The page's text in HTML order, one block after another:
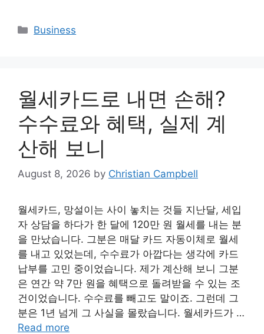
Categories
Business
월세카드로 내면 손해?
수수료와 혜택, 실제 계
산해 보니
August 8, 2026 by Christian Campbell
월세카드, 망설이는 사이 놓치는 것들 지난달, 세입
자 상담을 하다가 한 달에 120만 원 월세를 내는 분
을 만났습니다. 그분은 매달 카드 자동이체로 월세
를 내고 있었는데, 수수료가 아깝다는 생각에 카드
납부를 고민 중이었습니다. 제가 계산해 보니 그분
은 연간 약 7만 원을 혜택으로 돌려받을 수 있는 조
건이었습니다. 수수료를 빼고도 말이죠. 그런데 그
분은 1년 넘게 그 사실을 몰랐습니다. 월세카드가 …
Read more